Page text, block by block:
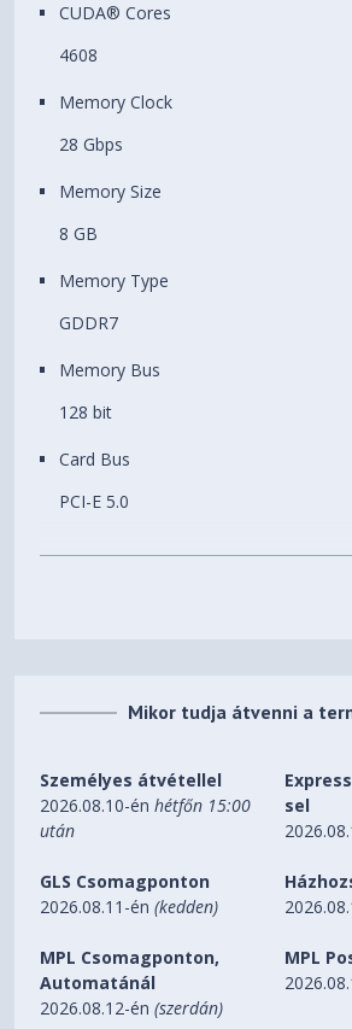
CUDA® Cores
4608
Memory Clock
28 Gbps
Memory Size
8 GB
Memory Type
GDDR7
Memory Bus
128 bit
Card Bus
PCI-E 5.0
Card size
L=208 W=120 H=40 mm
PCB Form
DirectX
DirectX 12 API
OpenGL
Mikor tudja átvenni a
Személyes átvétellel
2026.08.10-énhétfőn 15:00
után
sel
GLS Csomagponton
2026.08.11-én(kedden)
MPL Csomagponton,
Automatánál
2026.08.12-én(szerdán)
MPL